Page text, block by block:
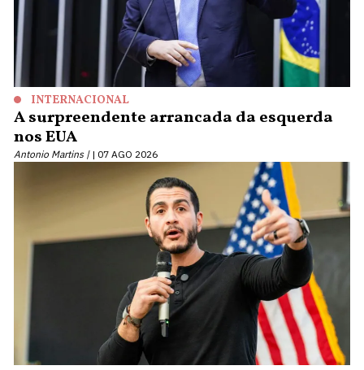
INTERNACIONAL
A surpreendente arrancada da esquerda
nos EUA
Antonio Martins | 07 AGO 2026